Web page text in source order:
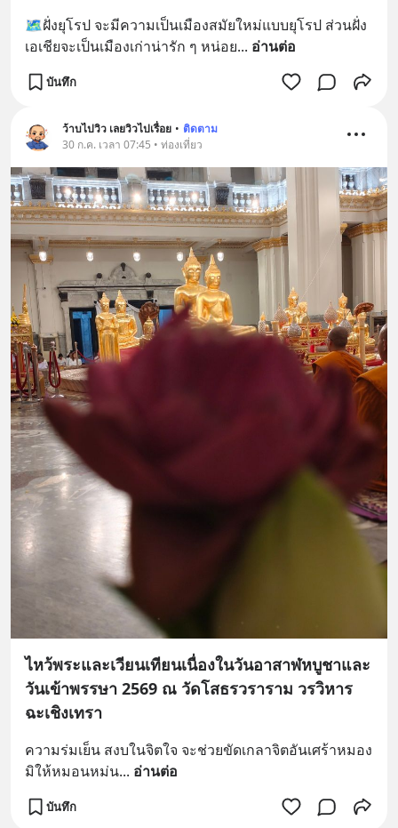
2 ทวีป 🗾🛳️
🗺️ฝั่งยุโรป จะมีความเป็นเมืองสมัยใหม่แบบยุโรป ส่วนฝั่ง
เอเชียจะเป็นเมืองเก่าน่ารัก ๆ หน่อย... อ่านต่อ
บันทึก
ว้าบไปวิว เลยวิวไปเรื่อย • ติดตาม
30 ก.ค. เวลา 07:45 • ท่องเที่ยว
ไหว้พระและเวียนเทียนเนื่องในวันอาสาฬหบูชาและ
วันเข้าพรรษา 2569 ณ วัดโสธรวราราม วรวิหาร
ฉะเชิงเทรา
ความร่มเย็น สงบในจิตใจ จะช่วยขัดเกลาจิตอันเศร้าหมอง
มิให้หมอนหม่น... อ่านต่อ
บันทึก